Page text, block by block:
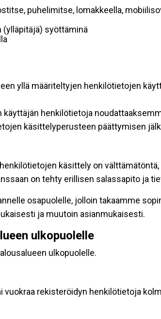
puhelimitse, lomakkeella,
syöttäminä
yllä määriteltyjen henkilötietojen
henkilötietoja
käsittelyperusteen päättymisen
käsittely on
on tehty erillisen salassapito ja
osapuolelle, jolloin takaamme
ja muutoin asianmukaisesti.
ulkopuolelle
ulkopuolelle.
rekisteröidyn henkilötietoja